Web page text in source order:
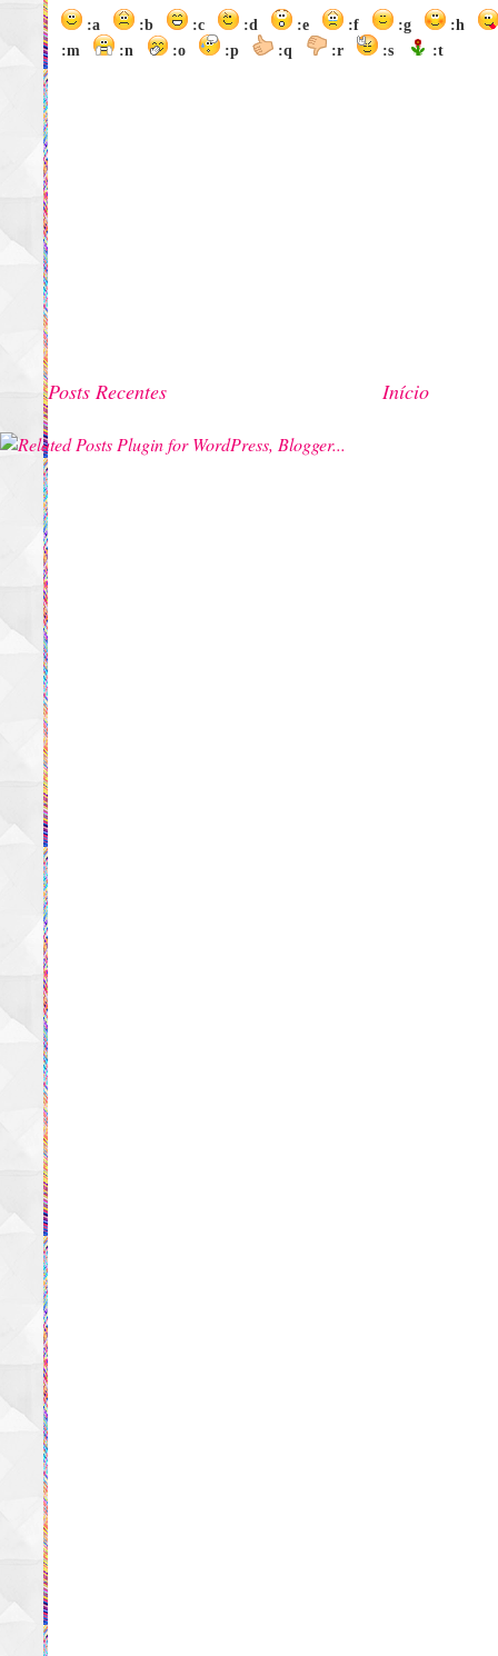
:a :b :c :d :e :f :g
:h
:m
:n :o :p :q :r :s :t
Posts Recentes Início